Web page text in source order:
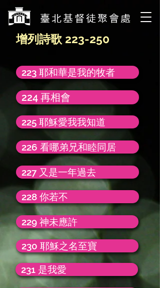
​臺北基督徒聚會處
增列詩歌 223-250
223 耶和華是我的牧者
224 再相會
225 耶穌愛我我知道
226 看哪弟兄和睦同居
227 又是一年過去
228 你若不
229 神未應許
230 耶穌之名至寶
231 是我愛